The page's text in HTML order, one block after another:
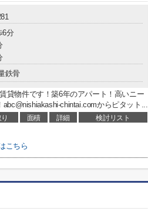
6分
鉄骨
貸物件です！築6年のアパート！高いニー
chintai.comからピタット...
面積 詳細 検討リスト
こちら